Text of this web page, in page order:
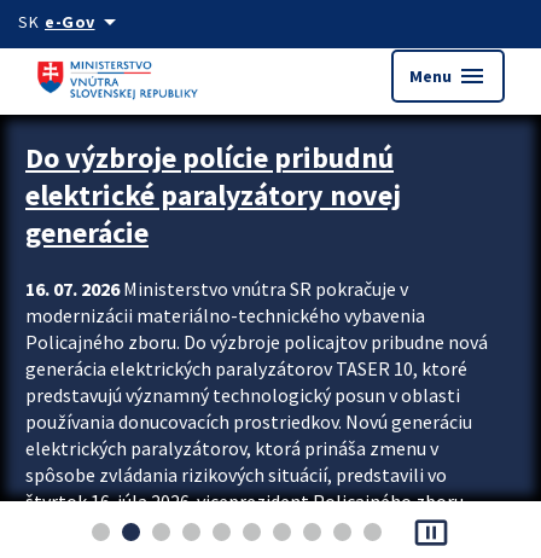
Preskocit na hlavný obsah
SK e-Govarrow_drop_down
Menu menu
Zastavit automatický posun upútavok
Do výzbroje polície pribudnú
elektrické paralyzátory novej
generácie
16. 07. 2026Ministerstvo vnútra SR pokračuje v
modernizácii materiálno-technického vybavenia
Policajného zboru. Do výzbroje policajtov pribudne nová
generácia elektrických paralyzátorov TASER 10, ktoré
predstavujú významný technologický posun v oblasti
používania donucovacích prostriedkov. Novú generáciu
elektrických paralyzátorov, ktorá prináša zmenu v
spôsobe zvládania rizikových situácií, predstavili vo
štvrtok 16. júla 2026 viceprezident Policajného zboru
Rastislav Polakovič a riaditeľ odboru výcviku...
pause_presentation